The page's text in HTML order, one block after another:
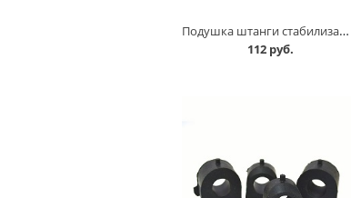
Подушка штанги стабилизатора 2109, СЭВИ Эксперт в Кургане
112 руб.